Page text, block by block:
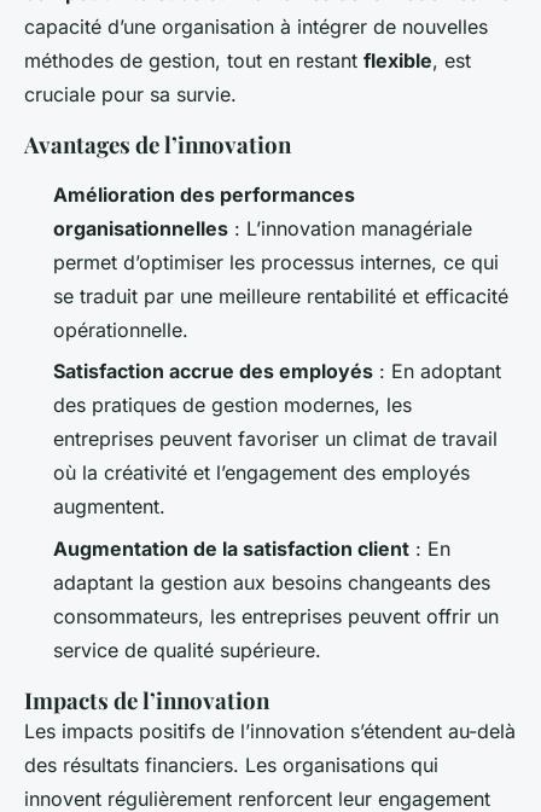
capacité d’une organisation à intégrer de nouvelles
méthodes de gestion, tout en restant flexible, est
cruciale pour sa survie.
Avantages de l’innovation
Amélioration des performances
organisationnelles : L’innovation managériale
permet d’optimiser les processus internes, ce qui
se traduit par une meilleure rentabilité et efficacité
opérationnelle.
Satisfaction accrue des employés : En adoptant
des pratiques de gestion modernes, les
entreprises peuvent favoriser un climat de travail
où la créativité et l’engagement des employés
augmentent.
Augmentation de la satisfaction client : En
adaptant la gestion aux besoins changeants des
consommateurs, les entreprises peuvent offrir un
service de qualité supérieure.
Impacts de l’innovation
Les impacts positifs de l’innovation s’étendent au-delà
des résultats financiers. Les organisations qui
innovent régulièrement renforcent leur engagement